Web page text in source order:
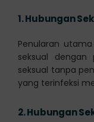
1.Hubungan
Penularan
seksual dengan
seksual tanpa
yang terinfeksi
2.Hubungan